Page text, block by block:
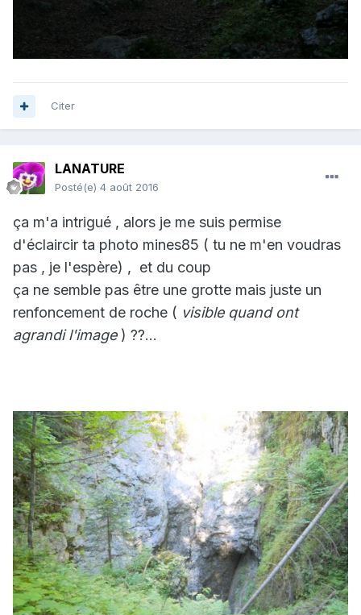
Citer
LANATURE
Posté(e) 4 août 2016
ça m'a intrigué , alors je me suis permise
d'éclaircir ta photo mines85 ( tu ne m'en voudras
pas , je l'espère) , et du coup
ça ne semble pas être une grotte mais juste un
renfoncement de roche ( visible quand ont
agrandi l'image ) ??...